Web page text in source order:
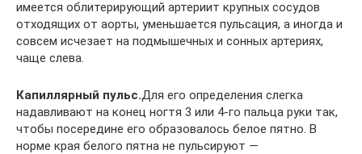
имеется облитерирующий артериит крупных сосудов
отходящих от аорты, уменьшается пульсация, а иногда и
совсем исчезает на подмышечных и сонных артериях,
чаще слева.
Капиллярный пульс.Для его определения слегка
надавливают на конец ногтя 3 или 4-го пальца руки так,
чтобы посередине его образовалось белое пятно. В
норме края белого пятна не пульсируют —